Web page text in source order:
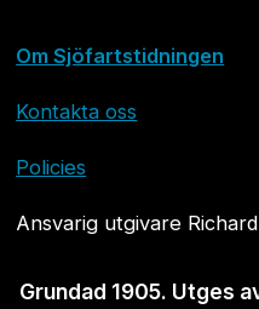
Om Sjöfartstidningen
Kontakta oss
Policies
Ansvarig utgivare
Grundad 1905. Utges